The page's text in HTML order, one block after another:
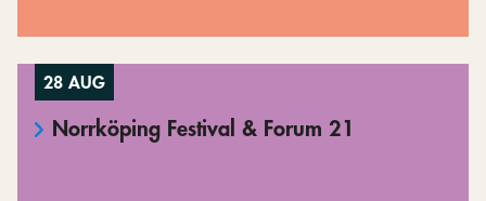
28 AUG
Norrköping Festival & Forum 21